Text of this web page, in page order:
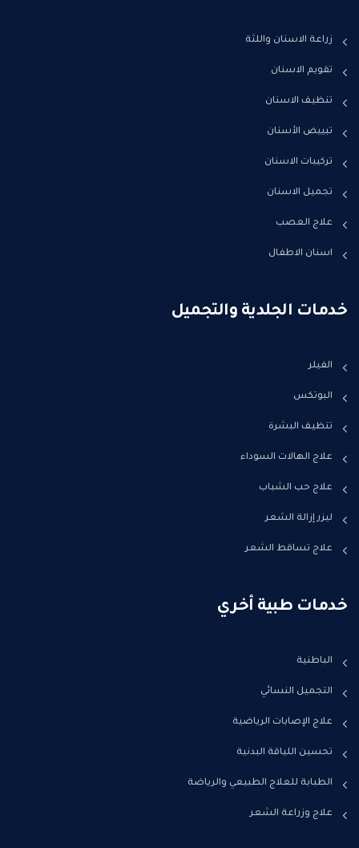
زراعة الاسنان واللثة
تقويم الاسنان
تنظيف الاسنان
تبييض الأسنان
تركيبات الاسنان
تجميل الاسنان
علاج العصب
اسنان الاطفال
خدمات الجلدية والتجميل
الفيلر
البوتكس
تنظيف البشرة
علاج الهالات السوداء
علاج حب الشباب
ليزر إزالة الشعر
علاج تساقط الشعر
خدمات طبية أخري
الباطنية
التجميل النسائي
علاج الإصابات الرياضية
تحسين اللياقة البدنية
الطبابة للعلاج الطبيعي والرياضة
علاج وزراعة الشعر